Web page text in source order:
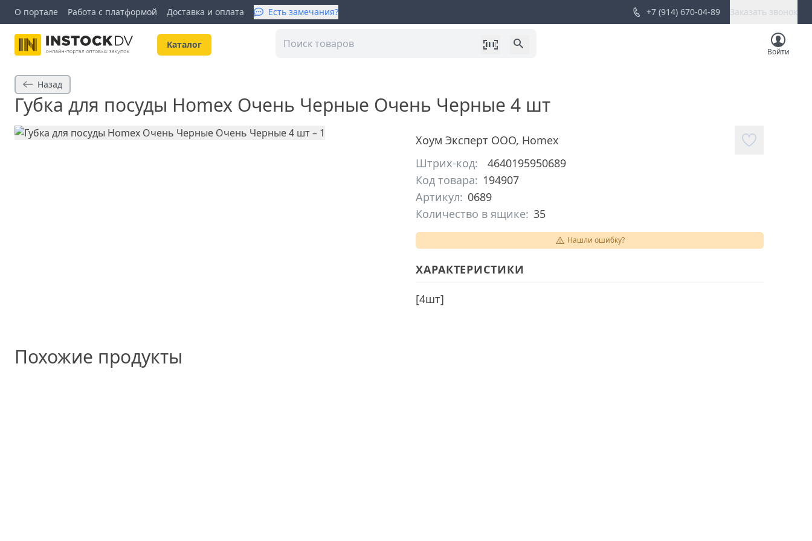
О портале Работа с платформой Доставка и оплата Есть замечания? +7 (914) 670-04-89 Заказать звонок
Kаталог
Войти
Назад
Губка для посуды Homex Очень Черные Очень Черные 4 шт
Хоум Эксперт ООО, Homex
Штрих-код:
4640195950689
Код товара: 194907
Артикул: 0689
Количество в ящике: 35
Нашли ошибку?
ХАРАКТЕРИСТИКИ
[4шт]
Похожие продукты